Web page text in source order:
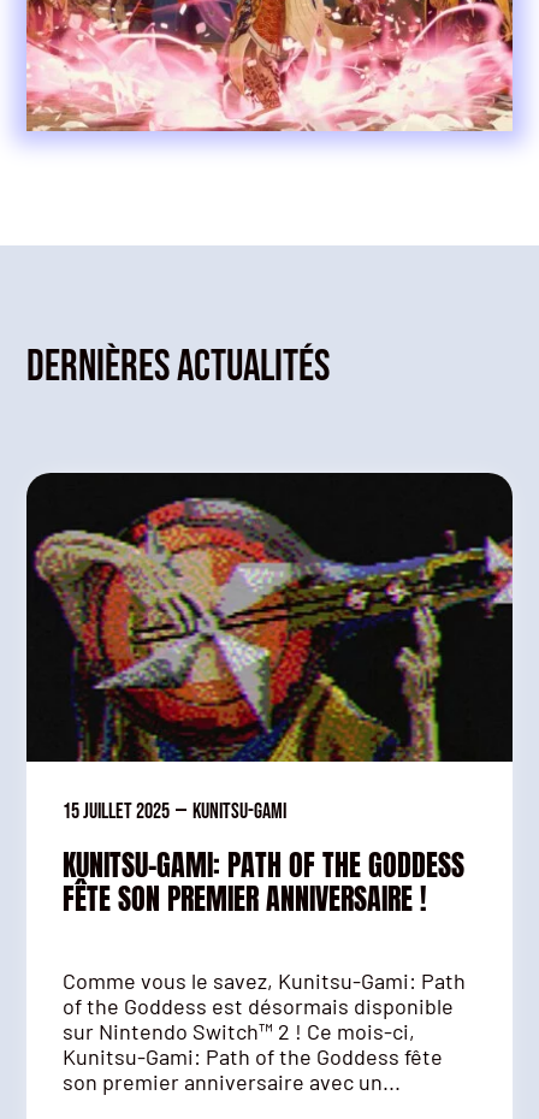
Dernières actualités
15 juillet 2025 — Kunitsu-Gami
KUNITSU-GAMI: PATH OF THE GODDESS
FÊTE SON PREMIER ANNIVERSAIRE !
Comme vous le savez, Kunitsu-Gami: Path
of the Goddess est désormais disponible
sur Nintendo Switch™ 2 ! Ce mois-ci,
Kunitsu-Gami: Path of the Goddess fête
son premier anniversaire avec un...